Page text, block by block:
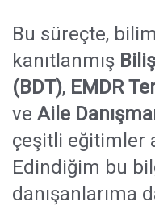
Bu süreçte,
kanıtlanmış
(BDT), EMDR
ve Aile
çeşitli eğitimler
Edindiğim bu
danışanlarıma